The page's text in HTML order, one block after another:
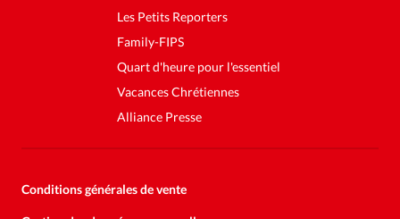
Les Petits Reporters
Family-FIPS
Quart d'heure pour l'essentiel
Vacances Chrétiennes
Alliance Presse
Conditions générales de vente